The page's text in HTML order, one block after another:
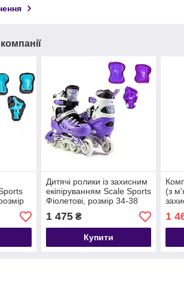
Дитячі ролики із захисним
екіпіруванням Scale Sports
Фіолетові, розмір 34-38
1 475₴
Купити
(з
33
1